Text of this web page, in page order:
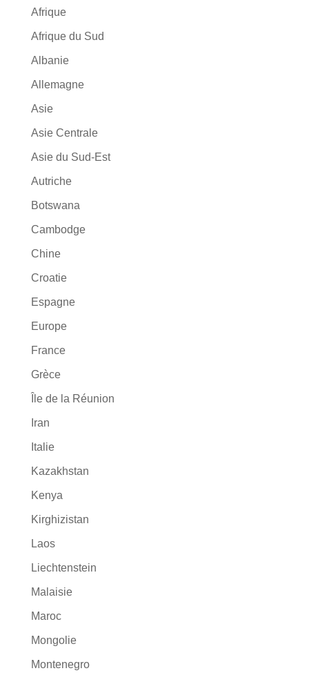
Afrique
Afrique du Sud
Albanie
Allemagne
Asie
Asie Centrale
Asie du Sud-Est
Autriche
Botswana
Cambodge
Chine
Croatie
Espagne
Europe
France
Grèce
Île de la Réunion
Iran
Italie
Kazakhstan
Kenya
Kirghizistan
Laos
Liechtenstein
Malaisie
Maroc
Mongolie
Montenegro